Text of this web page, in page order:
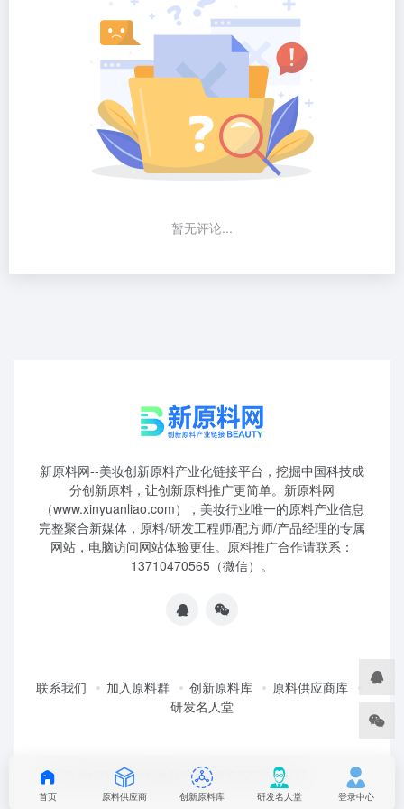
暂无评论...
新原料网--美妆创新原料产业化链接平台，挖掘中国科技成
分创新原料，让创新原料推广更简单。新原料网
（www.xinyuanliao.com），美妆行业唯一的原料产业信息
完整聚合新媒体，原料/研发工程师/配方师/产品经理的专属
网站，电脑访问网站体验更佳。原料推广合作请联系：
13710470565（微信）。
联系我们 加入原料群 创新原料库
原料供应商库
研发名人堂
©2025 妆榜科技·新原料网 版权所有 粤ICP2024350757
首页 原料供应商 创新原料库 研发名人堂 登录中心